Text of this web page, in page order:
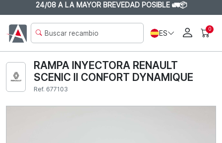
24/08 A LA MAYOR BREVEDAD POSIBLE 🚛📦
ES 0
RAMPA INYECTORA RENAULT
SCENIC II CONFORT DYNAMIQUE
Ref. 677103